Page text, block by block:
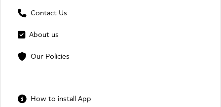
Contact Us
About us
Our Policies
How to install App